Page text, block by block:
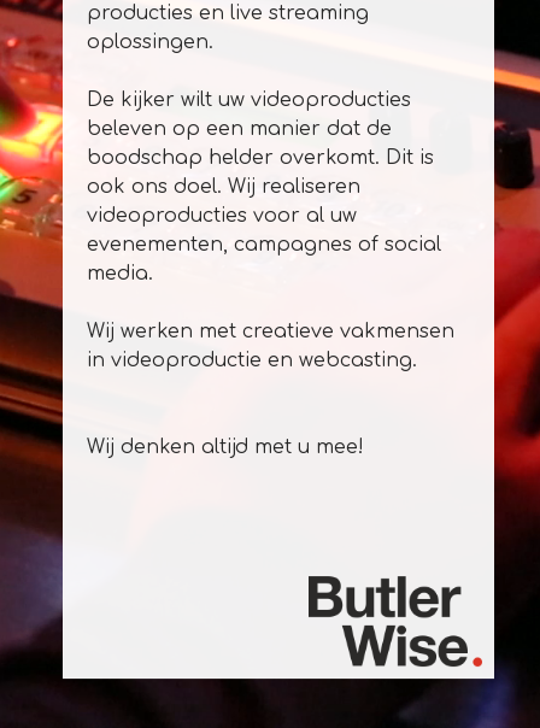
producties en live streaming
oplossingen.
De kijker wilt uw videoproducties
beleven op een manier dat de
boodschap helder overkomt. Dit is
ook ons doel. Wij realiseren
videoproducties voor al uw
evenementen, campagnes of social
media.
Wij werken met creatieve vakmensen
in videoproductie en webcasting.
Wij denken altijd met u mee!